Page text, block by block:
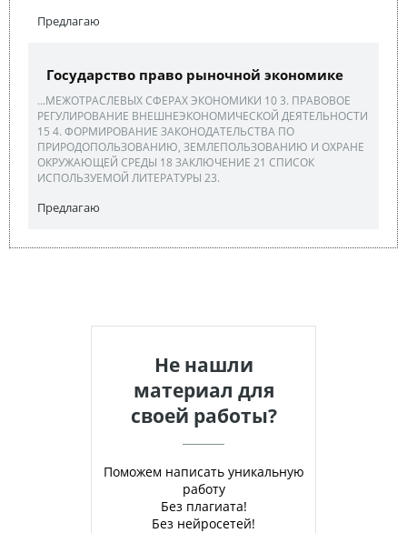
Предлагаю
Государство право рыночной экономике
...МЕЖОТРАСЛЕВЫХ СФЕРАХ ЭКОНОМИКИ 10 3. ПРАВОВОЕ
РЕГУЛИРОВАНИЕ ВНЕШНЕЭКОНОМИЧЕСКОЙ ДЕЯТЕЛЬНОСТИ
15 4. ФОРМИРОВАНИЕ ЗАКОНОДАТЕЛЬСТВА ПО
ПРИРОДОПОЛЬЗОВАНИЮ, ЗЕМЛЕПОЛЬЗОВАНИЮ И ОХРАНЕ
ОКРУЖАЮЩЕЙ СРЕДЫ 18 ЗАКЛЮЧЕНИЕ 21 СПИСОК
ИСПОЛЬЗУЕМОЙ ЛИТЕРАТУРЫ 23.
Предлагаю
Не нашли
материал для
своей работы?
Поможем написать уникальную
работу
Без плагиата!
Без нейросетей!